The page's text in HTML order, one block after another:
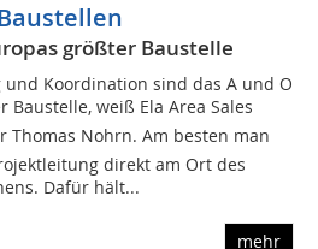
größter Baustelle
und Koordination sind das A und O
Baustelle, weiß Ela Area Sales
Thomas Nohrn. Am besten man
direkt am Ort des
Dafür hält...
mehr